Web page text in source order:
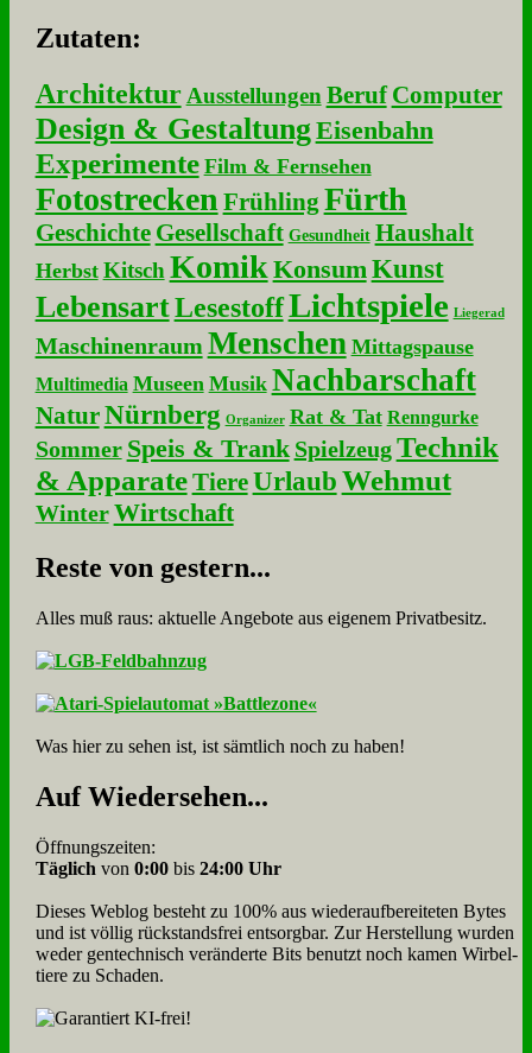
Zu­ta­ten:
Architektur Ausstellungen Beruf Computer
Design & GestaltungEisenbahn
Experimente Film & Fernsehen
Fotostrecken Frühling Fürth
Geschichte Gesellschaft Gesundheit Haushalt
Herbst Kitsch Komik KonsumKunst
LebensartLesestoffLichtspiele Liegerad
Maschinenraum Menschen Mittagspause
Multimedia Museen Musik Nachbarschaft
NaturNürnberg Organizer Rat & Tat Renngurke
Sommer Speis & Trank Spielzeug Technik
& Apparate Tiere UrlaubWehmut
Winter Wirtschaft
Re­ste von ge­stern...
Alles muß raus: aktuelle An­ge­bo­te aus eigenem Privatbesitz.
Was hier zu sehen ist, ist sämt­lich noch zu haben!
Auf Wie­der­se­hen...
Öffnungszeiten:
Täglich von 0:00bis 24:00 Uhr
Dieses Weblog besteht zu 100% aus wie­der­auf­bereite­ten Bytes
und ist völlig rück­stands­frei ent­sorg­bar. Zur Herstellung wurden
weder gen­tech­nisch veränderte Bits benutzt noch kamen Wir­bel­
tiere zu Scha­den.